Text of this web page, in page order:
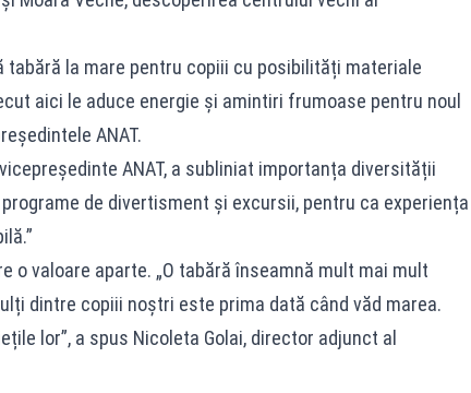
tabără la mare pentru copiii cu posibilități materiale
aici le aduce energie și amintiri frumoase pentru noul
ANAT.
ANAT, a subliniat importanța diversității
de divertisment și excursii, pentru ca experiența
o valoare aparte. „O tabără înseamnă mult mai mult
dintre copiii noștri este prima dată când văd marea.
lor”, a spus Nicoleta Golai, director adjunct al